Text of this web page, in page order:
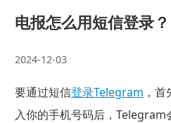
应用下
Telegram
电报怎么用短信登录？
2024-12-03
要通过短信登录Telegram ，首
入你的手机号码后，Telegram